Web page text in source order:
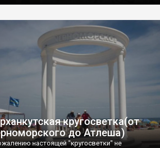
кругосветка(от
до Атлеша)
настоящей "кругосветки" не